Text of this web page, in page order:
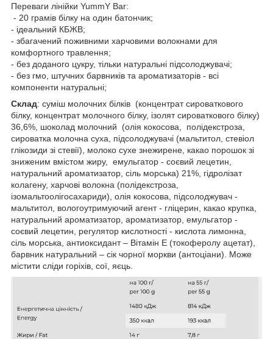
Переваги лінійки YummY Bar:
- 20 грамів білку на один батончик;
- ідеальний КБЖВ;
- збагачений поживними харчовими волокнами для
комфортного травлення;
- без доданого цукру, тільки натуральні підсолоджувачі;
- без гмо, штучних барвників та ароматизаторів - всі
компоненти натуральні;
Склад: суміш молочних білків (концентрат сироваткового
білку, концентрат молочного білку, ізолят сироваткового білку)
36,6%, шоколад молочний (олія кокосова, полідекстроза,
сироватка молочна суха, підсолоджувачі (мальтитол, стевіол
глікозиди зі стевії), молоко сухе знежирене, какао порошок зі
зниженим вмістом жиру, емульгатор - соєвий лецетин,
натуральний ароматизатор, сіль морська) 21%, гідролізат
колагену, харчові волокна (полідекстроза,
ізомальтоолігосахариди), олія кокосова, підсолоджувач -
мальтитол, вологоутримуючий агент - гліцерин, какао крупка,
натуральний ароматизатор, ароматизатор, емульгатор -
соєвий лецетин, регулятор кислотності - кислота лимонна,
сіль морська, антиоксидант – Вітамін Е (токоферолу ацетат),
барвник натуральний – сік чорної моркви (антоціани). Може
містити сліди горіхів, сої, яєць.